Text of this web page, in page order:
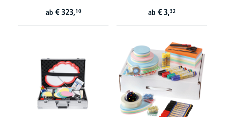
ab € 323,10 ab € 3,32